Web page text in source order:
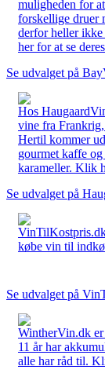
muligheden for
forskellige druer
derfor heller
her for at se
Se udvalget på
Hos
vine fra
Hertil kommer
gourmet kaffe og
karameller. Klik
Se udvalget på
købe vin til
Se udvalget på
WintherVin.dk er
11 år har
alle har råd til.